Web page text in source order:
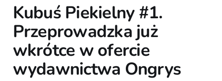
Kubuś Piekielny #1.
Przeprowadzka już
wkrótce w ofercie
wydawnictwa Ongrys